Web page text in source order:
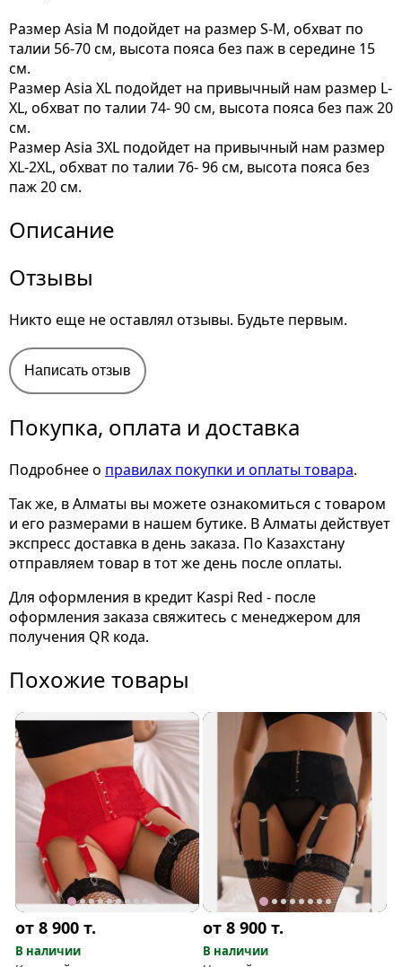
Размер Asia M подойдет на размер S-M, обхват по
талии 56-70 см, высота пояса без паж в середине 15
см.
Размер Asia XL подойдет на привычный нам размер L-
XL, обхват по талии 74- 90 см, высота пояса без паж 20
см.
Размер Asia 3XL подойдет на привычный нам размер
XL-2XL, обхват по талии 76- 96 см, высота пояса без
паж 20 см.
Описание
Отзывы
Никто еще не оставлял отзывы. Будьте первым.
Написать отзыв
Покупка, оплата и доставка
Подробнее о правилах покупки и оплаты товара.
Так же, в Алматы вы можете ознакомиться с товаром
и его размерами в нашем бутике. В Алматы действует
экспресс доставка в день заказа. По Казахстану
отправляем товар в тот же день после оплаты.
Для оформления в кредит Kaspi Red - после
оформления заказа свяжитесь с менеджером для
получения QR кода.
Похожие товары
от 8 900т.
В наличии
от 8 900т.
В наличии